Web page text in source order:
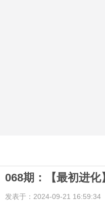
068期：【最初进化
发表于：2024-09-21 16:59:34